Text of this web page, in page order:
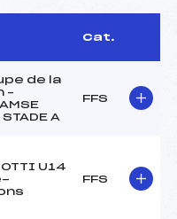
Cat.
de la
–
A
FFS
U14
FFS